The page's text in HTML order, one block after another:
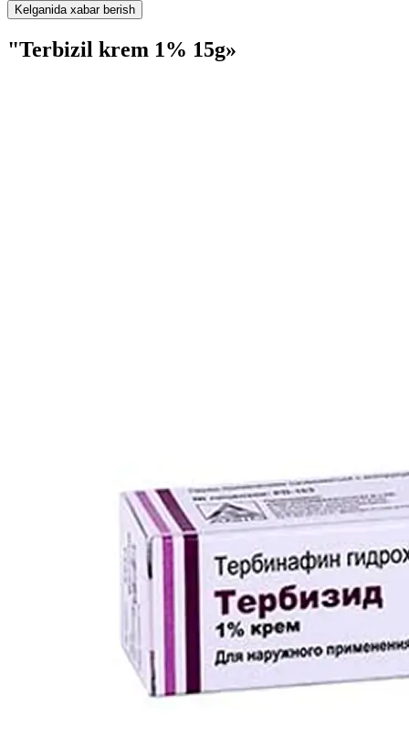
Kelganida xabar berish
"Terbizil krem 1% 15g»